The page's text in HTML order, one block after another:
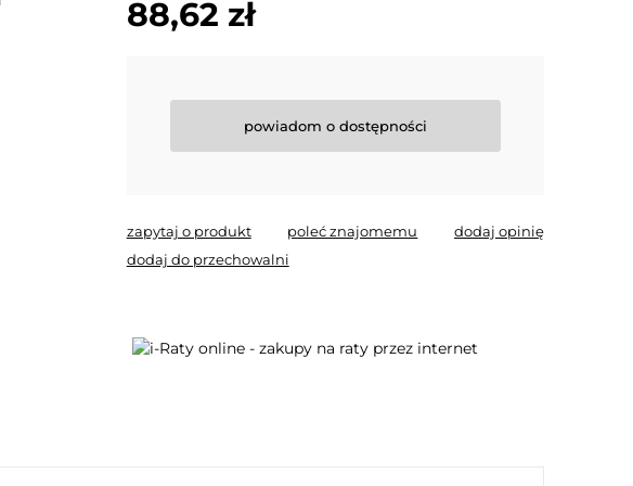
88,62 zł
powiadom o dostępności
zapytaj o produkt poleć znajomemu
dodaj opinię
dodaj do przechowalni